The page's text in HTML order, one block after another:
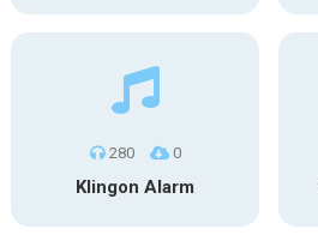
280 0
Klingon Alarm